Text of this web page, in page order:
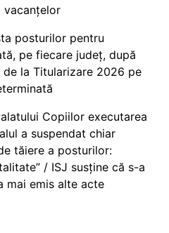
vacanțelor
posturilor pentru
pe fiecare județ, după
la Titularizare 2026 pe
Copiilor executarea
a suspendat chiar
tăiere a posturilor:
/ ISJ susține că s-a
mai emis alte acte